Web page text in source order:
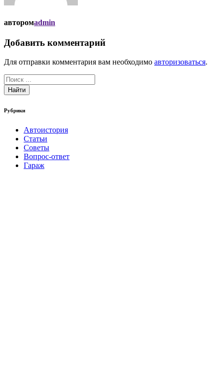
авторомadmin
Добавить комментарий
Для отправки комментария вам необходимо авторизоваться.
Найти
Рубрики
Автоистория
Статьи
Советы
Вопрос-ответ
Гараж